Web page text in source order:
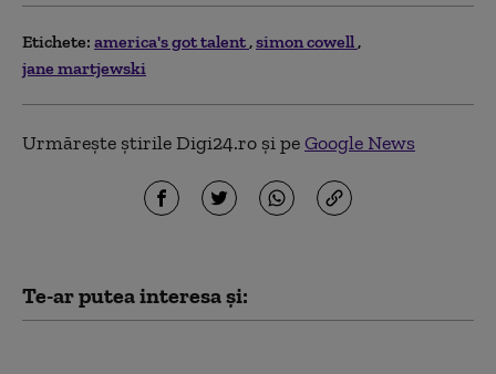
Etichete: america's got talent simon cowell
jane martjewski
Urmărește știrile Digi24.ro și peGoogle News
Te-ar putea interesa și: